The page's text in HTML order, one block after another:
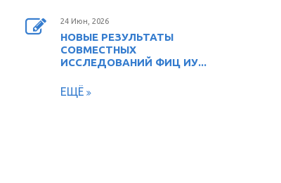
24 Июн, 2026
НОВЫЕ РЕЗУЛЬТАТЫ
СОВМЕСТНЫХ
ИССЛЕДОВАНИЙ ФИЦ ИУ...
ЕЩЁ